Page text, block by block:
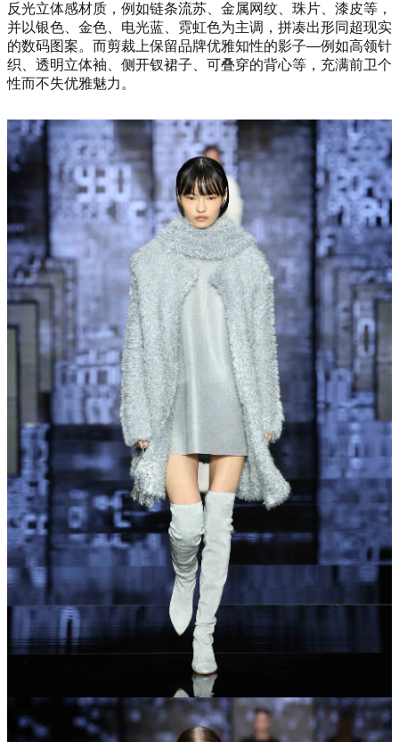
反光立体感材质，例如链条流苏、金属网纹、珠片、漆皮等，
并以银色、金色、电光蓝、霓虹色为主调，拼凑出形同超现实
的数码图案。而剪裁上保留品牌优雅知性的影子—例如高领针
织、透明立体袖、侧开钗裙子、可叠穿的背心等，充满前卫个
性而不失优雅魅力。